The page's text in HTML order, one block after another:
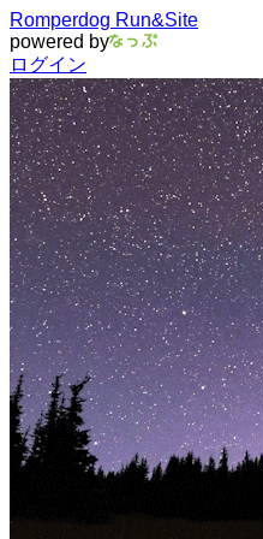
Romperdog Run&Site
powered by
ログイン